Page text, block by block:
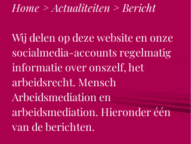
Home >Actualiteiten > Bericht
Wij delen op deze website en onze
socialmedia-accounts regelmatig
informatie over onszelf, het
arbeidsrecht. Mensch
Arbeidsmediation en
arbeidsmediation. Hieronder één
van de berichten.